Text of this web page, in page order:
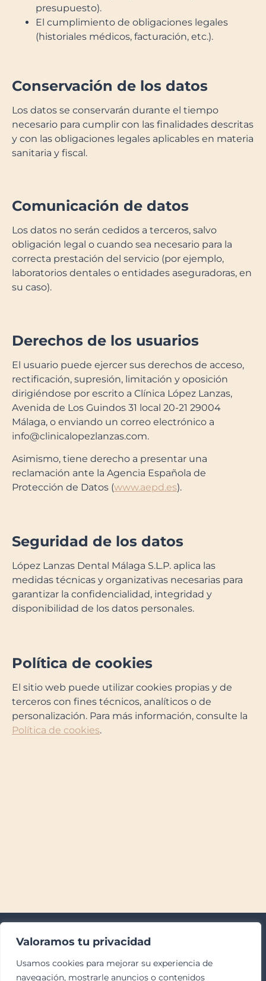
Valoramos tu privacidad
Usamos cookies para mejorar su experiencia de
navegación, mostrarle anuncios o contenidos
presupuesto).
El cumplimiento de obligaciones legales
(historiales médicos, facturación, etc.).
Conservación de los datos
Los datos se conservarán durante el tiempo
necesario para cumplir con las finalidades descritas
y con las obligaciones legales aplicables en materia
sanitaria y fiscal.
Comunicación de datos
Los datos no serán cedidos a terceros, salvo
obligación legal o cuando sea necesario para la
correcta prestación del servicio (por ejemplo,
laboratorios dentales o entidades aseguradoras, en
su caso).
Derechos de los usuarios
El usuario puede ejercer sus derechos de acceso,
rectificación, supresión, limitación y oposición
dirigiéndose por escrito a Clínica López Lanzas,
Avenida de Los Guindos 31 local 20-21 29004
Málaga, o enviando un correo electrónico a
info@clinicalopezlanzas.com.
Asimismo, tiene derecho a presentar una
reclamación ante la Agencia Española de
Protección de Datos (www.aepd.es).
Seguridad de los datos
López Lanzas Dental Málaga S.L.P. aplica las
medidas técnicas y organizativas necesarias para
garantizar la confidencialidad, integridad y
disponibilidad de los datos personales.
Política de cookies
El sitio web puede utilizar cookies propias y de
terceros con fines técnicos, analíticos o de
personalización. Para más información, consulte la
Política de cookies.
Blog